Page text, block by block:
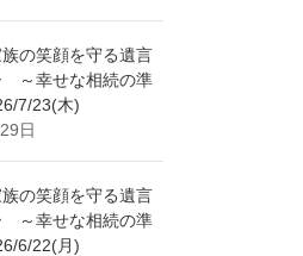
族の笑顔を守る遺言
～幸せな相続の準
7/23(木)
日
族の笑顔を守る遺言
～幸せな相続の準
6/22(月)